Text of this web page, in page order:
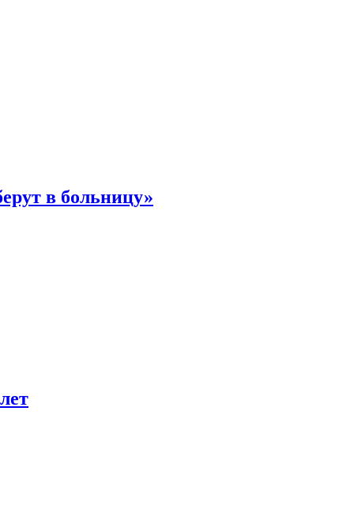
в больницу»